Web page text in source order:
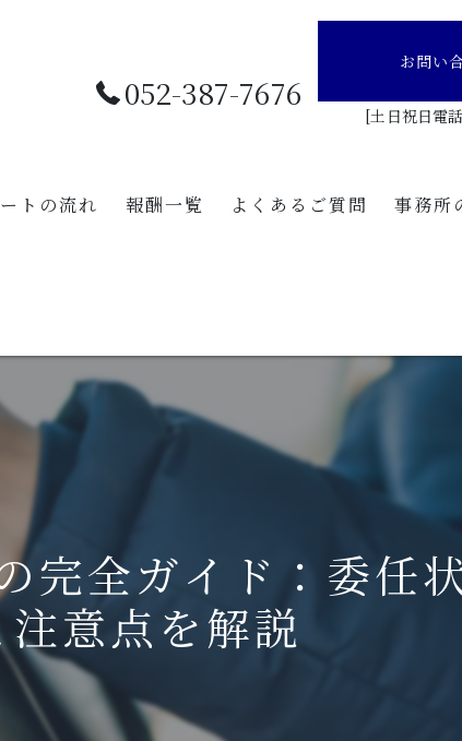
052-387-7676
お問い
[土日祝日電
トの流れ 報酬一覧
【特設ページ】レンタカー事業者様向け愛知県内
【特設ページ】リース会社様、リース車保有法人
よくあるご質問 事務所
完全ガイド：委任
意点を解説